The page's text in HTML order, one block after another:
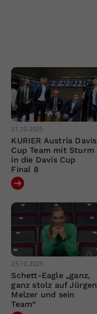
31.10.2025
KURIER Austria Davis
Cup Team mit Sturm
in die Davis Cup
Final 8
25.10.2025
Schett-Eagle „ganz,
ganz stolz auf Jürgen
Melzer und sein
Team“